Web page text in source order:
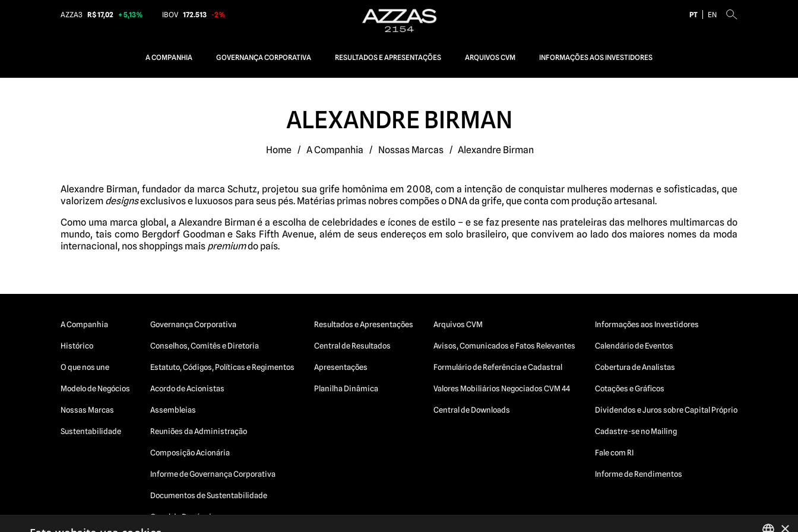
AZZA3 R$ 17,02 + 5,13% IBOV 172.513 -2% PT EN
A COMPANHIA GOVERNANÇA CORPORATIVA RESULTADOS E APRESENTAÇÕES ARQUIVOS CVM INFORMAÇÕES AOS INVESTIDORES
ALEXANDRE BIRMAN
Home / A Companhia / Nossas Marcas / Alexandre Birman
Alexandre Birman, fundador da marca Schutz, projetou sua grife homônima em 2008, com a intenção de conquistar mulheres modernas e sofisticadas, que
valorizem designsexclusivos e luxuosos para seus pés. Matérias primas nobres compões o DNA da grife, que conta com produção artesanal.
Como uma marca global, a Alexandre Birman é a escolha de celebridades e ícones de estilo – e se faz presente nas prateleiras das melhores multimarcas do
mundo, tais como Bergdorf Goodman e Saks Fifth Avenue, além de seus endereços em solo brasileiro, que convivem ao lado dos maiores nomes da moda
internacional, nos shoppings mais premiumdo país.
A Companhia
Histórico
O que nos une
Modelo de Negócios
Nossas Marcas
Sustentabilidade
Governança Corporativa
Conselhos, Comitês e Diretoria
Estatuto, Códigos, Políticas e Regimentos
Acordo de Acionistas
Assembleias
Reuniões da Administração
Composição Acionária
Informe de Governança Corporativa
Documentos de Sustentabilidade
Canal de Denúncias
Resultados e Apresentações
Central de Resultados
Apresentações
Planilha Dinâmica
Arquivos CVM
Avisos, Comunicados e Fatos Relevantes
Formulário de Referência e Cadastral
Valores Mobiliários Negociados CVM 44
Central de Downloads
Informações aos Investidores
Calendário de Eventos
Cobertura de Analistas
Cotações e Gráficos
Dividendos e Juros sobre Capital Próprio
Cadastre-se no Mailing
Fale com RI
Informe de Rendimentos
×